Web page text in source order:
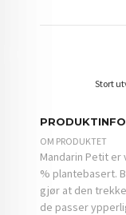
Stort
PRODUKTINFO
OM PRODUKTET
Mandarin Petit
% plantebasert.
gjør at den
de passer